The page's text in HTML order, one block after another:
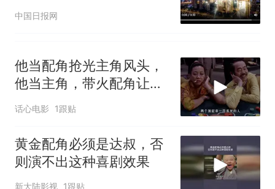
中国日报网
他当配角抢光主角风头，
他当主角，带火配角让人
难忘
话心电影 1跟贴
黄金配角必须是达叔，否
则演不出这种喜剧效果
新大陆影视 1跟贴